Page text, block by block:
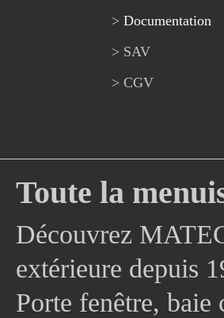
> Documentation
> SAV
> CGV
Toute la
Découvrez
extérieure depuis
Porte fenêtre, baie